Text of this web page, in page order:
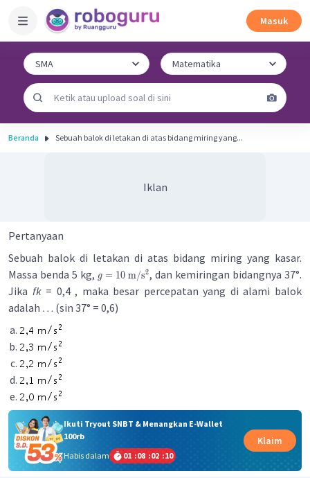
Masuk
Beranda Sebuah balok di letakan di atas bidang miring yang...
Iklan
Pertanyaan
Sebuah balok di letakan di atas bidang miring yang kasar.
Massa benda 5 kg, g = 10 m/s2, dan kemiringan bidangnya 37°.
Jika fk= 0,4 , maka besar percepatan yang di alami balok
adalah … (sin 37° = 0,6)
Ikuti Tryout SNBT & Menangkan E-Wallet
100rb
Habis dalam
01 :08 :02 :10
Klaim